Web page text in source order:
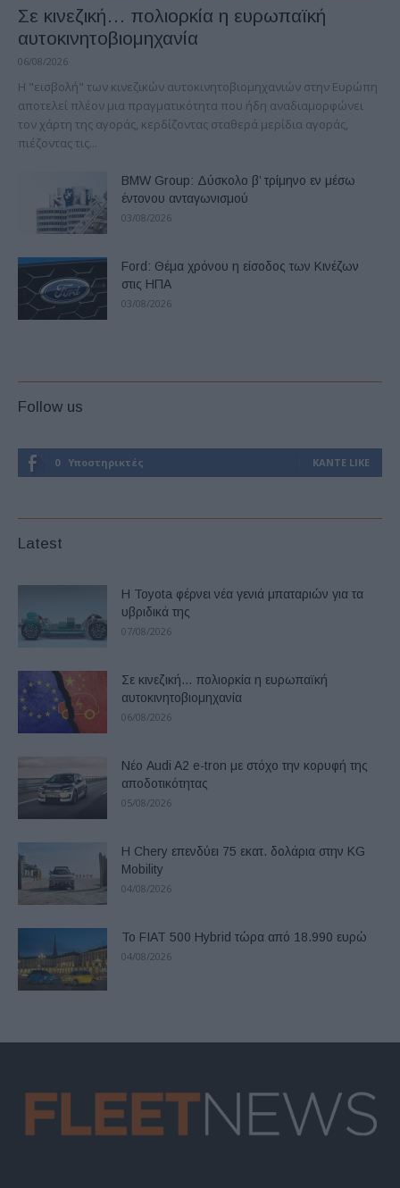
Σε κινεζική… πολιορκία η ευρωπαϊκή
αυτοκινητοβιομηχανία
06/08/2026
Η "εισβολή" των κινεζικών αυτοκινητοβιομηχανιών στην Ευρώπη
αποτελεί πλέον μια πραγματικότητα που ήδη αναδιαμορφώνει
τον χάρτη της αγοράς, κερδίζοντας σταθερά μερίδια αγοράς,
πιέζοντας τις...
BMW Group: Δύσκολο β’ τρίμηνο εν μέσω
έντονου ανταγωνισμού
03/08/2026
Ford: Θέμα χρόνου η είσοδος των Κινέζων
στις ΗΠΑ
03/08/2026
Follow us
0 Υποστηρικτές ΚΆΝΤΕ LIKE
Latest
Η Toyota φέρνει νέα γενιά μπαταριών για τα
υβριδικά της
07/08/2026
Σε κινεζική… πολιορκία η ευρωπαϊκή
αυτοκινητοβιομηχανία
06/08/2026
Νέο Audi A2 e-tron με στόχο την κορυφή της
αποδοτικότητας
05/08/2026
Η Chery επενδύει 75 εκατ. δολάρια στην KG
Mobility
04/08/2026
Το FIAT 500 Hybrid τώρα από 18.990 ευρώ
04/08/2026